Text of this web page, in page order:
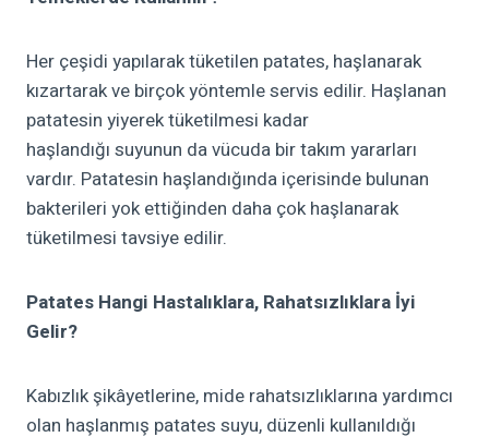
Her çeşidi yapılarak tüketilen patates, haşlanarak
kızartarak ve birçokyöntemle servis edilir. Haşlanan
patatesin yiyerek tüketilmesi kadar
haşlandığı suyunun davücuda bir takım yararları
vardır. Patatesin haşlandığında içerisinde bulunan
bakterileri yok ettiğinden daha çok haşlanarak
tüketilmesi tavsiye edilir.
Patates Hangi Hastalıklara, Rahatsızlıklara İyi
Gelir?
Kabızlıkşikâyetlerine, mide rahatsızlıklarına yardımcı
olan haşlanmış patates suyu, düzenli kullanıldığı